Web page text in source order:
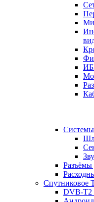
Системы
Разъёмы
Спутниковое
DVB-Т2